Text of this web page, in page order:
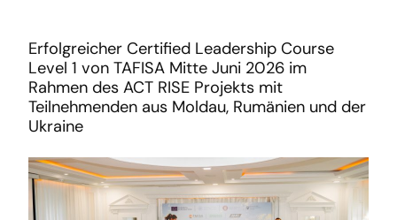
Erfolgreicher Certified Leadership Course
Level 1 von TAFISA Mitte Juni 2026 im
Rahmen des ACT RISE Projekts mit
Teilnehmenden aus Moldau, Rumänien und der
Ukraine